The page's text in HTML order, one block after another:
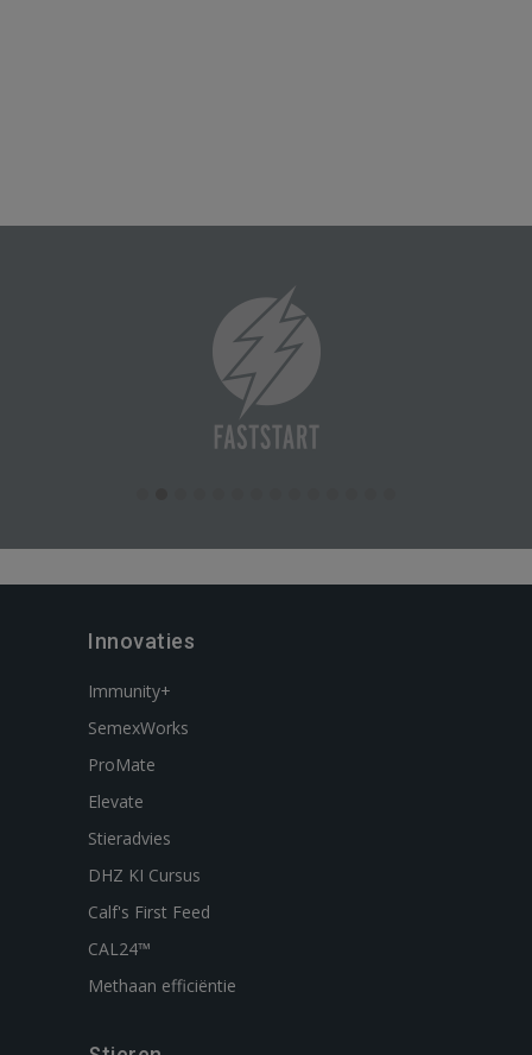
Innovaties
Immunity+
SemexWorks
ProMate
Elevate
Stieradvies
DHZ KI Cursus
Calf's First Feed
CAL24™
Methaan efficiëntie